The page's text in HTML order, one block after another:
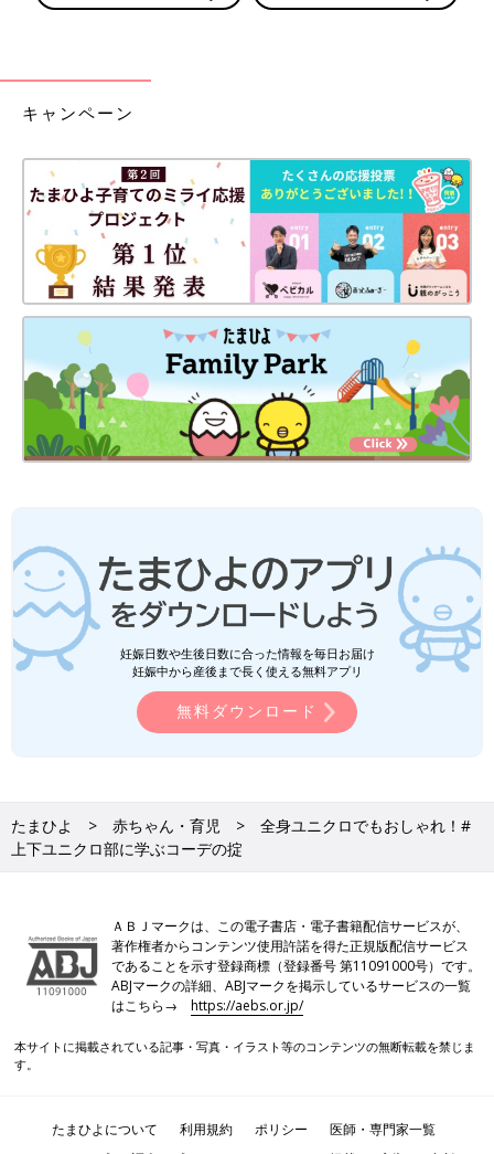
YURI TAKAHASHIさん(@lily112988)がシェアした投稿 - 1月 7, 2018 at 4:15午前 PST
ハイウエストベルテッドナロースカートは細めのスッキリシルエ
ットで、オフィスにも普段着にもぴったりと評判。共布のリボン
をベルトに変えればまた違った印象で着こなせます。印象的な赤
全身ネイビーのワントーンに白と赤を効果的に使って
キャンペーン
妊娠日数や生後日数に合った情報を毎日お届け
妊娠中から産後まで長く使える無料アプリ
無料ダウンロード
たまひよ 赤ちゃん・育児
全身ユニクロでもおしゃれ！#
上下ユニクロ部に学ぶコーデの掟
ＡＢＪマークは、この電子書店・電子書籍配信サービスが、
著作権者からコンテンツ使用許諾を得た正規版配信サービス
であることを示す登録商標（登録番号 第11091000号）です。
ABJマークの詳細、ABJマークを掲示しているサービスの一覧
はこちら→https://aebs.or.jp/
本サイトに掲載されている記事・写真・イラスト等のコンテンツの無断転載を禁じま
す。
たまひよについて 利用規約 ポリシー
医師・専門家一覧